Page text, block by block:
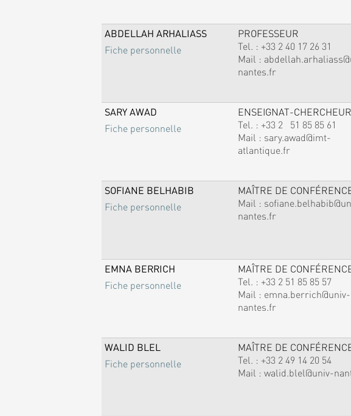
ABDELLAH ARHALIASS
Fiche personnelle
PROFESSEUR
Tel. : +33 2 40 17 26 31
Mail :
nantes.fr
SARY AWAD
Fiche personnelle
ENSEIGNAT-CHERCHEUR
Tel. : +33 2 51 85 85 61
Mail : sary.awad@imt-
atlantique.fr
SOFIANE BELHABIB
Fiche personnelle
MAÎTRE DE
Mail :
nantes.fr
EMNA BERRICH
Fiche personnelle
MAÎTRE DE
Tel. : +33 2 51 85 85 57
Mail : emna.berrich@univ-
nantes.fr
WALID BLEL
Fiche personnelle
MAÎTRE DE
Tel. : +33 2 49 14 20 54
Mail : walid.blel@univ-